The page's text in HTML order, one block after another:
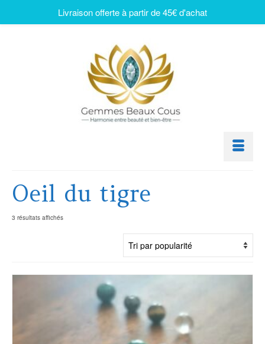
Oeil du tigre
3 résultats affichés
Livraison offerte à partir de 45€ d'achat